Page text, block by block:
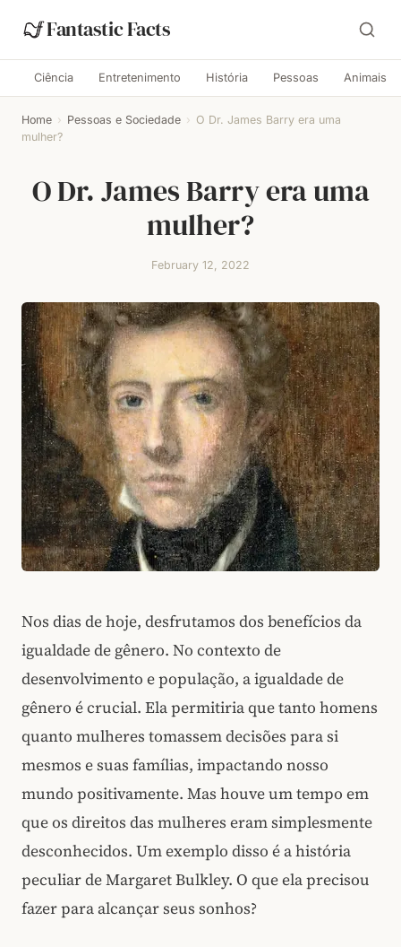
Fantastic Facts
Ciência Entretenimento História Pessoas Animais
Home › Pessoas e Sociedade › O Dr. James Barry era uma
mulher?
O Dr. James Barry era uma
mulher?
February 12, 2022
Nos dias de hoje, desfrutamos dos benefícios da
igualdade de gênero. No contexto de
desenvolvimento e população, a igualdade de
gênero é crucial. Ela permitiria que tanto homens
quanto mulheres tomassem decisões para si
mesmos e suas famílias, impactando nosso
mundo positivamente. Mas houve um tempo em
que os direitos das mulheres eram simplesmente
desconhecidos. Um exemplo disso é a história
peculiar de Margaret Bulkley. O que ela precisou
fazer para alcançar seus sonhos?